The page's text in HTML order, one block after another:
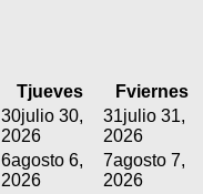
Tjueves Fviernes
30julio 30,
2026
31julio 31,
2026
6agosto 6,
2026
7agosto 7,
2026